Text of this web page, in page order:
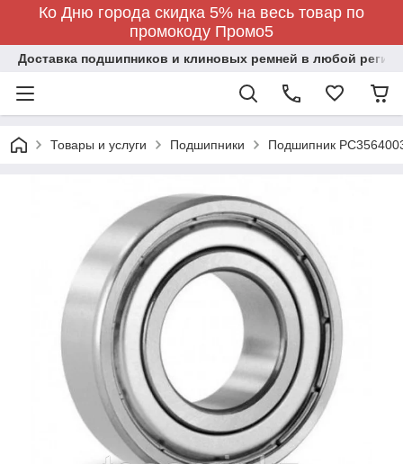
Ко Дню города скидка 5% на весь товар по
промокоду Промо5
Доставка подшипников и клиновых ремней в любой регион
Товары и услуги Подшипники Подшипник